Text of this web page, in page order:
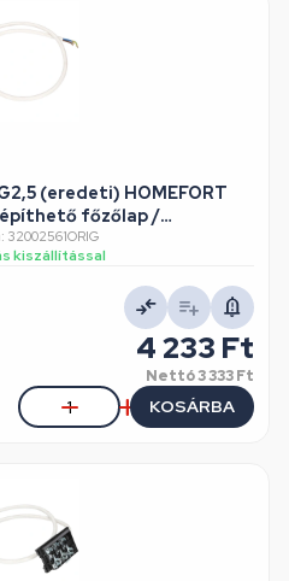
(eredeti) HOMEFORT
32002561ORIG
kiszállítással
4 233 Ft
Nettó3 333 Ft
KOSÁRBA